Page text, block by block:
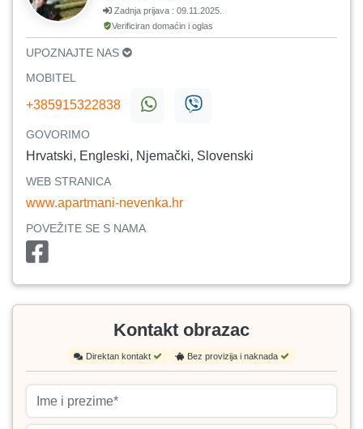
Zadnja prijava : 09.11.2025.
Verificiran domaćin i oglas
UPOZNAJTE NAS
MOBITEL
+385915322838
GOVORIMO
Hrvatski, Engleski, Njemački, Slovenski
WEB STRANICA
www.apartmani-nevenka.hr
POVEŽITE SE S NAMA
Kontakt obrazac
Direktan kontakt Bez provizija i naknada